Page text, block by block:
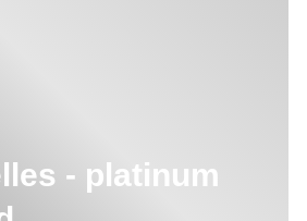
- platinum